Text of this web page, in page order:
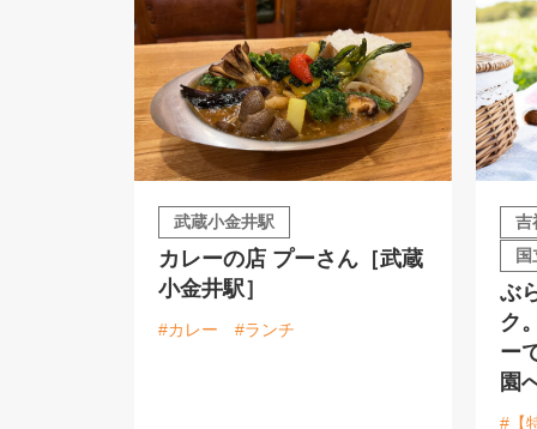
武蔵小金井駅
カレーの店 プーさん［武蔵
小金井駅］
#カレー #ランチ
吉
国
ぶ
ク
ー
園
#【